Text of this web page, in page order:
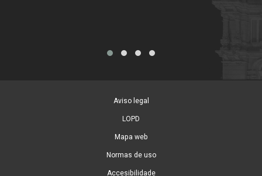
Aviso legal
LOPD
Mapa web
Normas de uso
Accesibilidade